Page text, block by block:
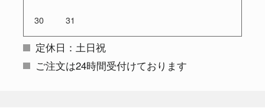
30 31
定休日：土日祝
ご注文は24時間受付けております